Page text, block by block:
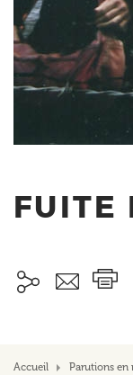
FUITE
Accueil Parutions en